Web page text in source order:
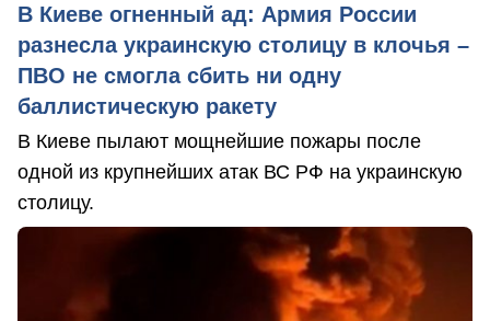
В Киеве огненный ад: Армия России
разнесла украинскую столицу в клочья –
ПВО не смогла сбить ни одну
баллистическую ракету
В Киеве пылают мощнейшие пожары после
одной из крупнейших атак ВС РФ на украинскую
столицу.